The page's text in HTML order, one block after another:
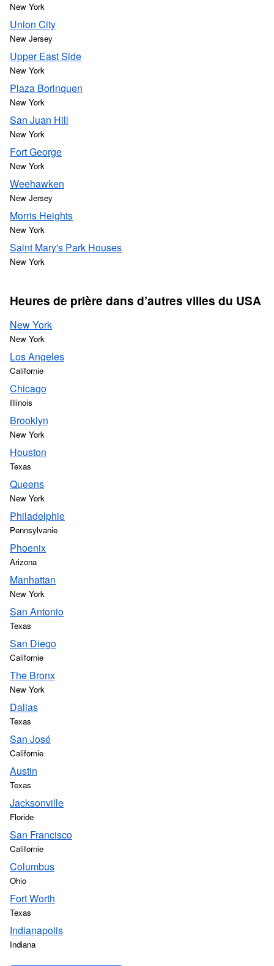
New York
Union City
New Jersey
Upper East Side
New York
Plaza Borinquen
New York
San Juan Hill
New York
Fort George
New York
Weehawken
New Jersey
Morris Heights
New York
Saint Mary's Park Houses
New York
Heures de prière dans d’autres villes du USA
New York
New York
Los Angeles
Californie
Chicago
Illinois
Brooklyn
New York
Houston
Texas
Queens
New York
Philadelphie
Pennsylvanie
Phoenix
Arizona
Manhattan
New York
San Antonio
Texas
San Diego
Californie
The Bronx
New York
Dallas
Texas
San José
Californie
Austin
Texas
Jacksonville
Floride
San Francisco
Californie
Columbus
Ohio
Fort Worth
Texas
Indianapolis
Indiana